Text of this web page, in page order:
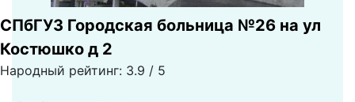
СПбГУЗ Городская больница №26 на ул
Костюшко д 2
Народный рейтинг: 3.9 / 5